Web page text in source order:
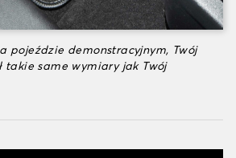
pojeździe demonstracyjnym, Twój
takie same wymiary jak Twój